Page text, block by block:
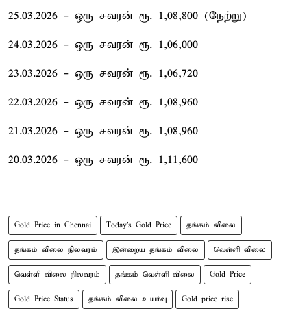
25.03.2026 - ஒரு சவரன் ரூ. 1,08,800 (நேற்று)
24.03.2026 - ஒரு சவரன் ரூ. 1,06,000
23.03.2026 - ஒரு சவரன் ரூ. 1,06,720
22.03.2026 - ஒரு சவரன் ரூ. 1,08,960
21.03.2026 - ஒரு சவரன் ரூ. 1,08,960
20.03.2026 - ஒரு சவரன் ரூ. 1,11,600
Gold Price in Chennai Today's Gold Price தங்கம் விலை
தங்கம் விலை நிலவரம் இன்றைய தங்கம் விலை வெள்ளி விலை
வெள்ளி விலை நிலவரம் தங்கம் வெள்ளி விலை Gold Price
Gold Price Status தங்கம் விலை உயர்வு Gold price rise